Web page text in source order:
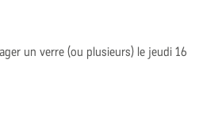
un verre (ou plusieurs) le jeudi 16